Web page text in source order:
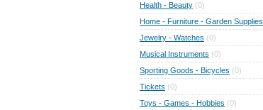
Health - Beauty (0)
Home - Furniture - Garden Supplies
Jewelry - Watches (0)
Musical Instruments (0)
Sporting Goods - Bicycles (0)
Tickets (0)
Toys - Games - Hobbies (0)